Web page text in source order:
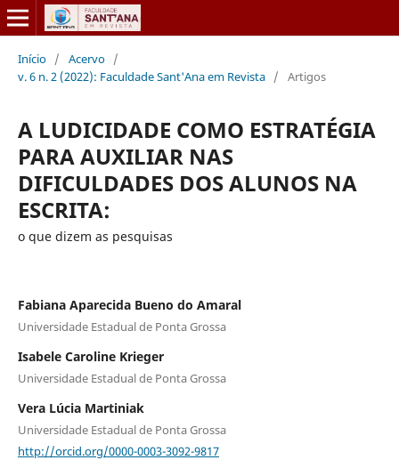
Início / Acervo /
v. 6 n. 2 (2022): Faculdade Sant'Ana em Revista / Artigos
A LUDICIDADE COMO ESTRATÉGIA
PARA AUXILIAR NAS
DIFICULDADES DOS ALUNOS NA
ESCRITA:
o que dizem as pesquisas
Fabiana Aparecida Bueno do Amaral
Universidade Estadual de Ponta Grossa
Isabele Caroline Krieger
Universidade Estadual de Ponta Grossa
Vera Lúcia Martiniak
Universidade Estadual de Ponta Grossa
http://orcid.org/0000-0003-3092-9817